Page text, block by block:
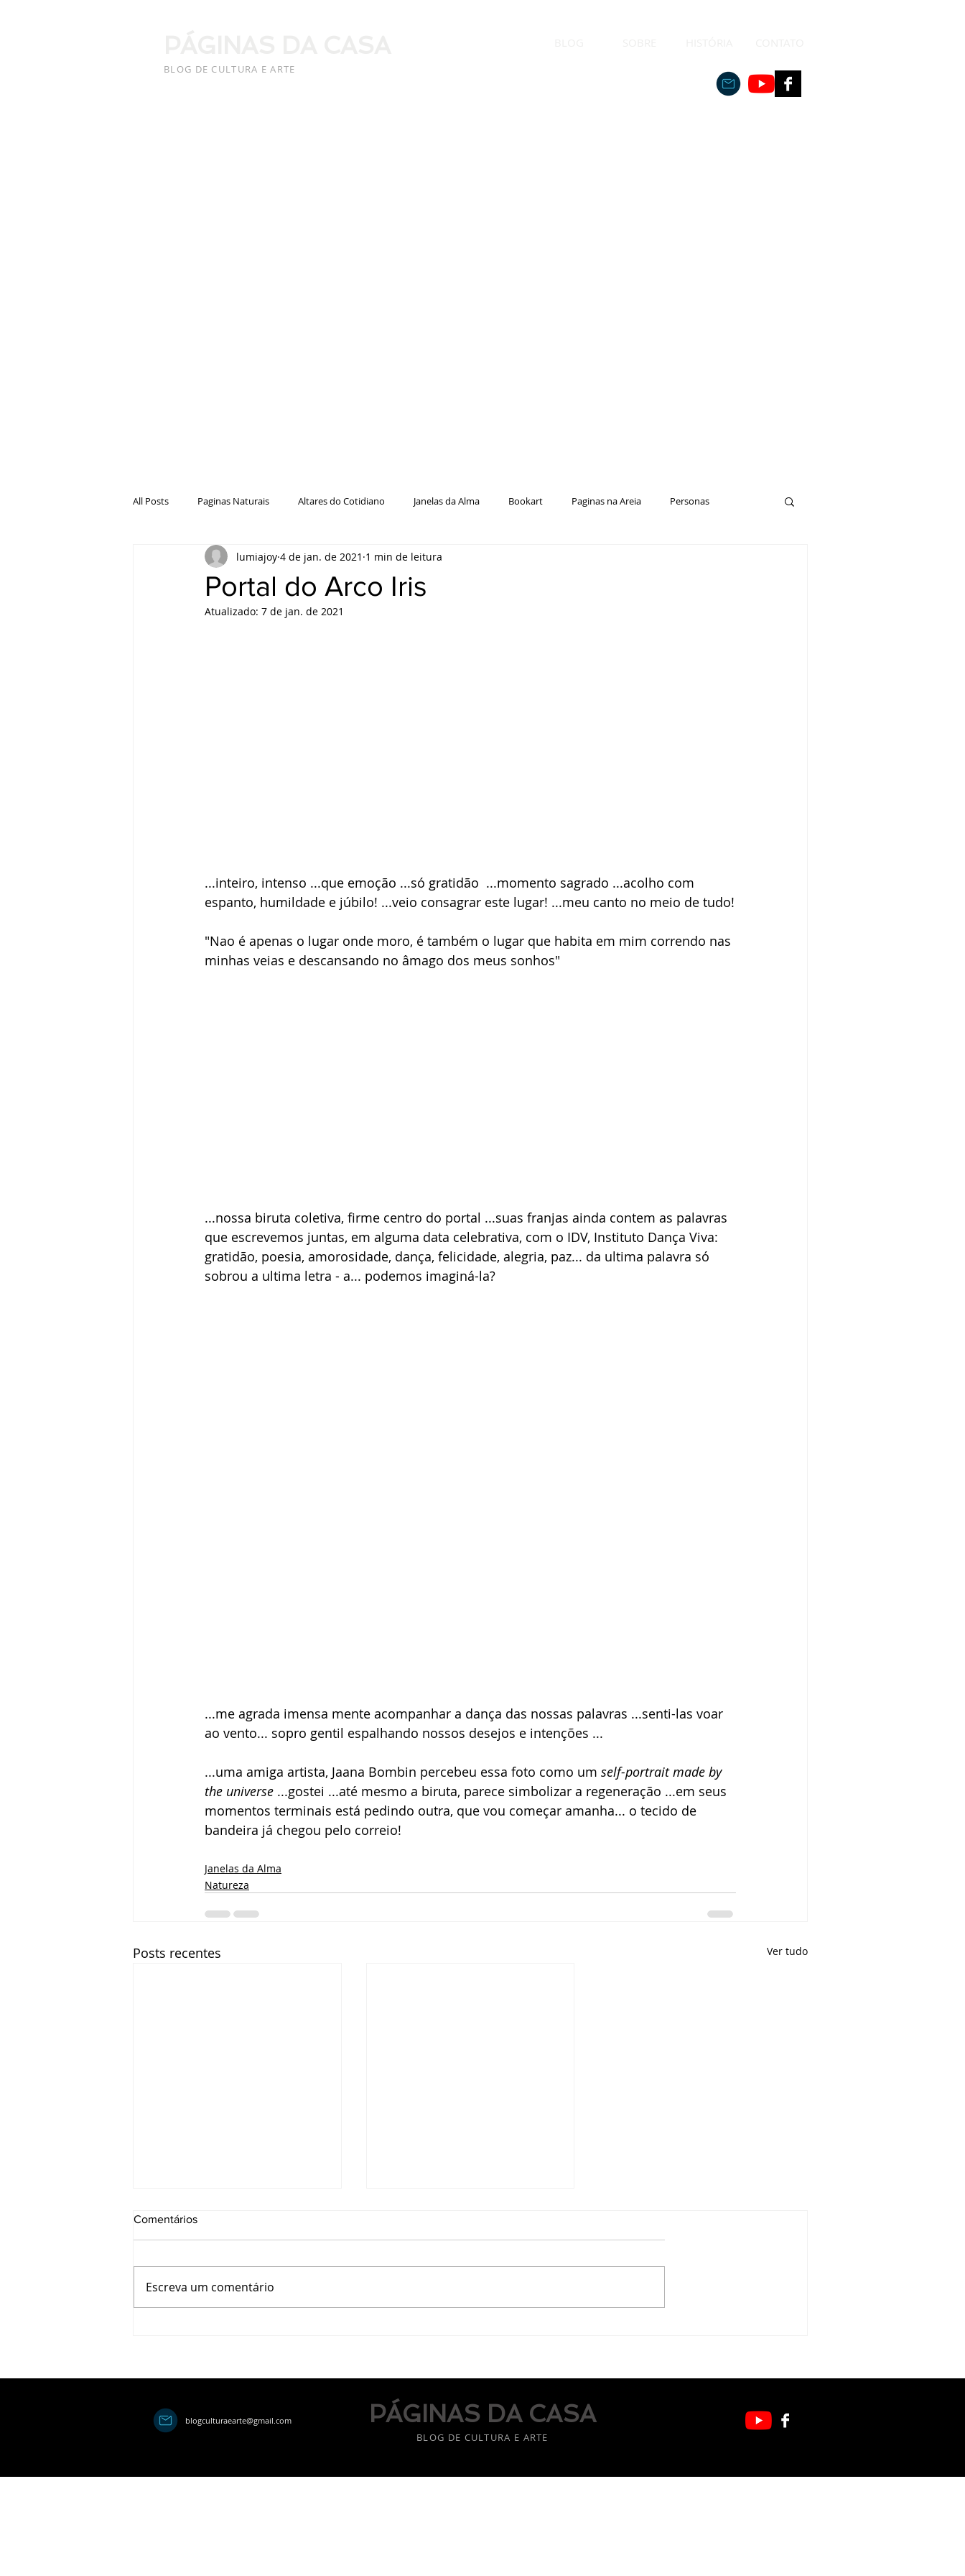
BLOG DE CULTURA E ARTE
All Posts Paginas Naturais Altares do Cotidiano Janelas da Alma Bookart Paginas na Areia Personas
Paginas da Casa
Portal do Arco Iris
lumiajoy 4 de jan. de 2021 1 min de leitura
Atualizado: 7 de jan. de 2021
...inteiro, intenso ...que emoção ...só gratidão  ...momento sagrado ...acolho com
espanto, humildade e júbilo! ...veio consagrar este lugar! ...meu canto no meio de tudo!
"Nao é apenas o lugar onde moro, é também o lugar que habita em mim correndo nas
minhas veias e descansando no âmago dos meus sonhos"
...nossa biruta coletiva, firme centro do portal ...suas franjas ainda contem as palavras
que escrevemos juntas, em alguma data celebrativa, com o IDV, Instituto Dança Viva:
gratidão, poesia, amorosidade, dança, felicidade, alegria, paz... da ultima palavra só
sobrou a ultima letra - a... podemos imaginá-la?
...me agrada imensa mente acompanhar a dança das nossas palavras ...senti-las voar
ao vento... sopro gentil espalhando nossos desejos e intenções ...
...uma amiga artista, Jaana Bombin percebeu essa foto como um self-portrait made by
the universe ...gostei ...até mesmo a biruta, parece simbolizar a regeneração ...em seus
momentos terminais está pedindo outra, que vou começar amanha... o tecido de
bandeira já chegou pelo correio!
Janelas da Alma
Natureza
Posts recentes Ver tudo
Comentários
Escreva um comentário
PÁGINAS DA CASA
BLOG DE CULTURA E ARTE
blogculturaearte@gmail.com